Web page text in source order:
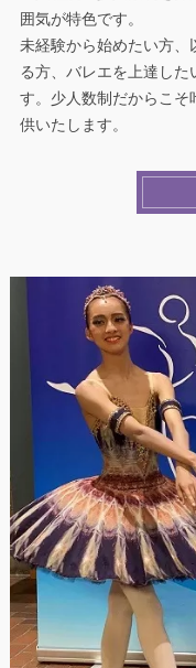
囲気が特色です。
未経験から始めたい方、
る方、バレエを上達した
す。少人数制だからこそ
供いたします。